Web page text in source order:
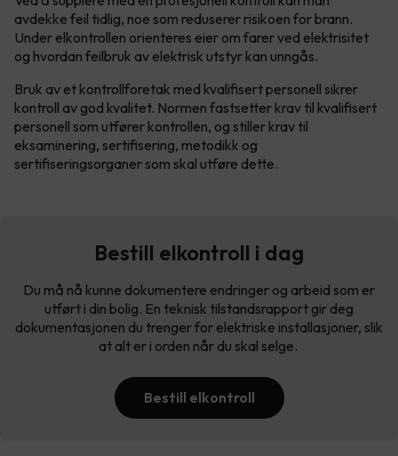
avdekke feil tidlig, noe som reduserer risikoen for brann.
Under elkontrollen orienteres eier om farer ved elektrisitet
og hvordan feilbruk av elektrisk utstyr kan unngås.
Bruk av et kontrollforetak med kvalifisert personell sikrer
kontroll av god kvalitet. Normen fastsetter krav til kvalifisert
personell som utfører kontrollen, og stiller krav til
eksaminering, sertifisering, metodikk og
sertifiseringsorganer som skal utføre dette.
Bestill elkontroll i dag
Du må nå kunne dokumentere endringer og arbeid som er
utført i din bolig. En teknisk tilstandsrapport gir deg
dokumentasjonen du trenger for elektriske installasjoner, slik
at alt er i orden når du skal selge.
Bestill elkontroll